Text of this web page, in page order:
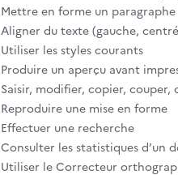
Mettre en forme un paragraphe
Aligner du texte (gauche,
Utiliser les styles courants
Produire un aperçu avant
Saisir, modifier, copier, couper,
Reproduire une mise en forme
Effectuer une recherche
Consulter les statistiques d’un
Utiliser le Correcteur